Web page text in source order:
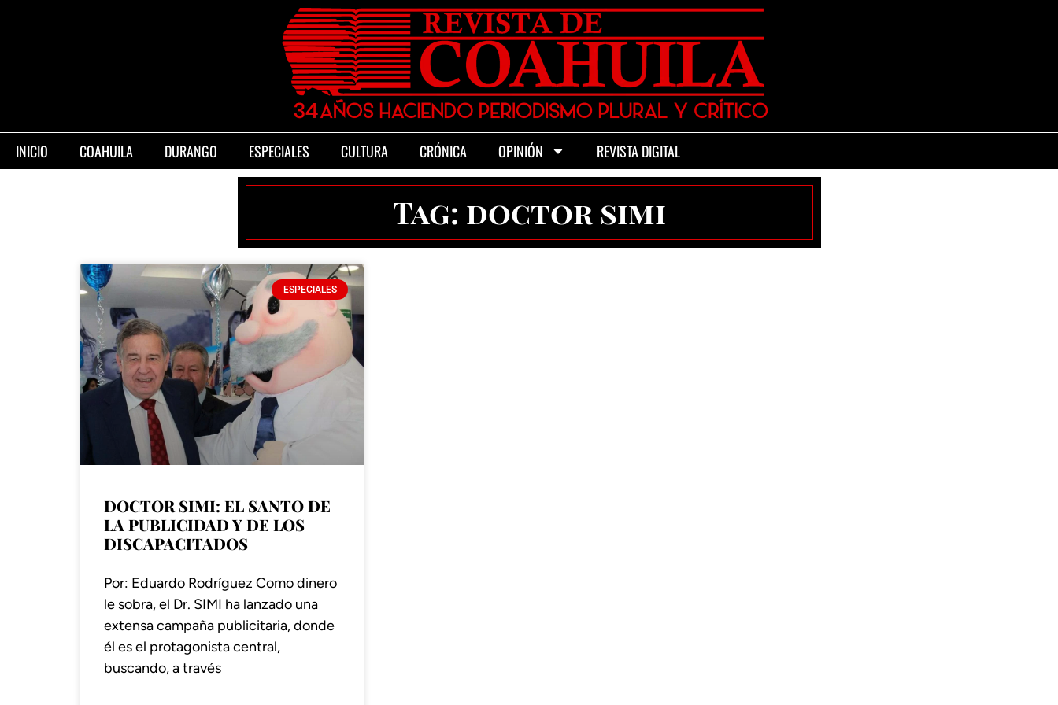
INICIO COAHUILA DURANGO ESPECIALES CULTURA CRÓNICA OPINIÓN REVISTA DIGITAL
Tag: doctor simi
ESPECIALES
DOCTOR SIMI: EL SANTO DE
LA PUBLICIDAD Y DE LOS
DISCAPACITADOS
Por: Eduardo Rodríguez Como dinero
le sobra, el Dr. SIMI ha lanzado una
extensa campaña publicitaria, donde
él es el protagonista central,
buscando, a través